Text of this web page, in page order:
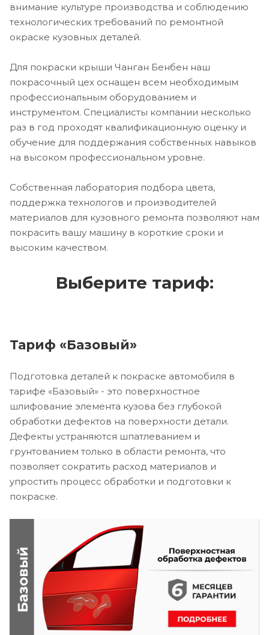
внимание культуре производства и соблюдению
технологических требований по ремонтной
окраске кузовных деталей.
Для покраски крыши Чанган Бенбен наш
покрасочный цех оснащен всем необходимым
профессиональным оборудованием и
инструментом. Специалисты компании несколько
раз в год проходят квалификационную оценку и
обучение для поддержания собственных навыков
на высоком профессиональном уровне.
Собственная лаборатория подбора цвета,
поддержка технологов и производителей
материалов для кузовного ремонта позволяют нам
покрасить вашу машину в короткие сроки и
высоким качеством.
Выберите тариф:
Тариф «Базовый»
Подготовка деталей к покраске автомобиля в
тарифе «Базовый» - это поверхностное
шлифование элемента кузова без глубокой
обработки дефектов на поверхности детали.
Дефекты устраняются шпатлеванием и
грунтованием только в области ремонта, что
позволяет сократить расход материалов и
упростить процесс обработки и подготовки к
покраске.